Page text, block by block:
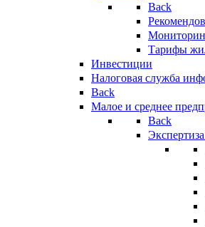
Back
Тарифы
Инвестиции
Налоговая служба
Back
Малое и среднее
Back